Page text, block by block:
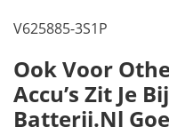
V625885-3S1P
Ook Voor
Accu’s Zit Je
Batterij.nl